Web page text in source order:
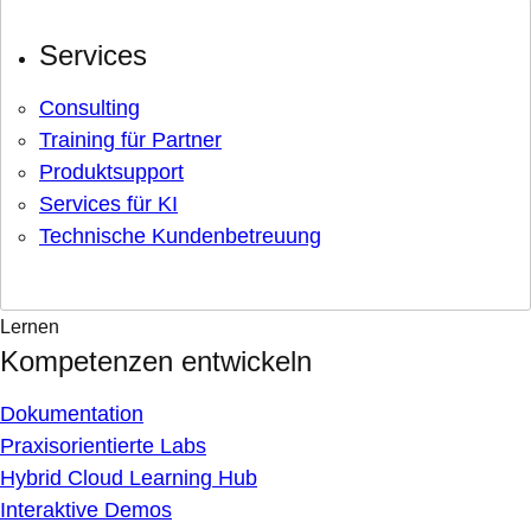
Services
Consulting
Training für Partner
Produktsupport
Services für KI
Technische Kundenbetreuung
Lernen
Kompetenzen entwickeln
Dokumentation
Praxisorientierte Labs
Hybrid Cloud Learning Hub
Interaktive Demos